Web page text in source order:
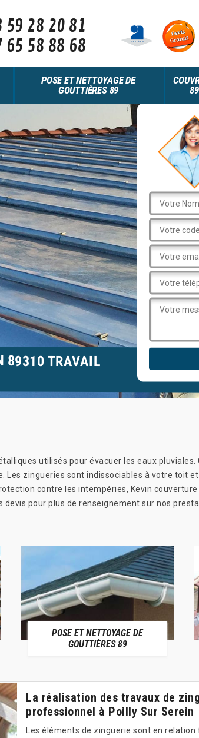
59 28 20 81
65 58 88 68
POSE ET NETTOYAGE DE
GOUTTIÈRES 89
89
89310 TRAVAIL
utilisés pour évacuer les eaux
zingueries sont indissociables à votre toit
contre les intempéries, Kevin
pour plus de renseignement sur nos
POSE ET NETTOYAGE DE
GOUTTIÈRES 89
La réalisation des travaux de
professionnel à Poilly Sur Serein
Les éléments de zinguerie sont en